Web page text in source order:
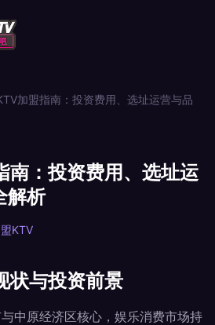
加盟指南：投资费用、选址运营与品
南：投资费用、选址运
解析
KTV
状与投资前景
中原经济区核心，娱乐消费市场持